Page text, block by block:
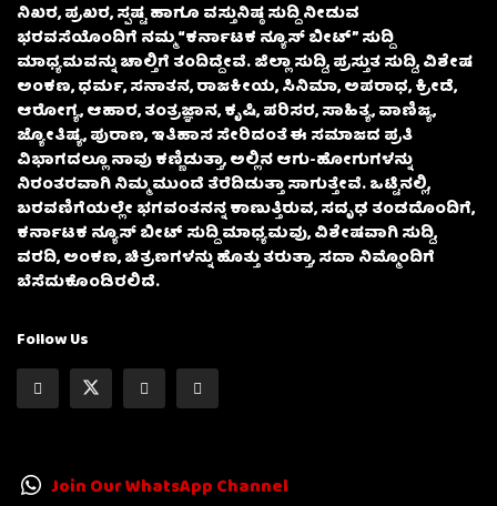
ನಿಖರ, ಪ್ರಖರ, ಸ್ಪಷ್ಟ ಹಾಗೂ ವಸ್ತುನಿಷ್ಠ ಸುದ್ದಿ ನೀಡುವ
ಭರವಸೆಯೊಂದಿಗೆ ನಮ್ಮ “ಕರ್ನಾಟಕ ನ್ಯೂಸ್ ಬೀಟ್” ಸುದ್ದಿ
ಮಾಧ್ಯಮವನ್ನು ಚಾಲ್ತಿಗೆ ತಂದಿದ್ದೇವೆ. ಜಿಲ್ಲಾ ಸುದ್ದಿ, ಪ್ರಸ್ತುತ ಸುದ್ದಿ, ವಿಶೇಷ
ಅಂಕಣ, ಧರ್ಮ, ಸನಾತನ, ರಾಜಕೀಯ, ಸಿನಿಮಾ, ಅಪರಾಧ, ಕ್ರೀಡೆ,
ಆರೋಗ್ಯ, ಆಹಾರ, ತಂತ್ರಜ್ಞಾನ, ಕೃಷಿ, ಪರಿಸರ, ಸಾಹಿತ್ಯ, ವಾಣಿಜ್ಯ,
ಜ್ಯೋತಿಷ್ಯ, ಪುರಾಣ, ಇತಿಹಾಸ ಸೇರಿದಂತೆ ಈ ಸಮಾಜದ ಪ್ರತಿ
ವಿಭಾಗದಲ್ಲೂ ನಾವು ಕಣ್ಣಿಡುತ್ತಾ, ಅಲ್ಲಿನ ಆಗು-ಹೋಗುಗಳನ್ನು
ನಿರಂತರವಾಗಿ ನಿಮ್ಮ ಮುಂದೆ ತೆರೆದಿಡುತ್ತಾ ಸಾಗುತ್ತೇವೆ. ಒಟ್ಟಿನಲ್ಲಿ,
ಬರವಣಿಗೆಯಲ್ಲೇ ಭಗವಂತನನ್ನ ಕಾಣುತ್ತಿರುವ, ಸದೃಢ ತಂಡದೊಂದಿಗೆ,
ಕರ್ನಾಟಕ ನ್ಯೂಸ್ ಬೀಟ್ ಸುದ್ದಿ ಮಾಧ್ಯಮವು, ವಿಶೇಷವಾಗಿ ಸುದ್ದಿ,
ವರದಿ, ಅಂಕಣ, ಚಿತ್ರಣಗಳನ್ನು ಹೊತ್ತು ತರುತ್ತಾ, ಸದಾ ನಿಮ್ಮೊಂದಿಗೆ
ಬೆಸೆದುಕೊಂಡಿರಲಿದೆ.
Follow Us
Join Our WhatsApp Channel